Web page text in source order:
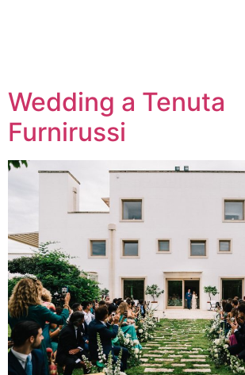
Wedding a Tenuta
Furnirussi